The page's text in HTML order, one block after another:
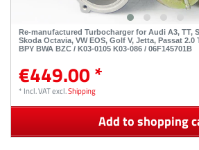
Re-manufactured Turbocharger for Audi A3, TT,
Skoda Octavia, VW EOS, Golf V, Jetta, Passat 2.0
BPY BWA BZC / K03-0105 K03-086 / 06F145701B
€449.00 *
* Incl. VATexcl.Shipping
Add to shopping